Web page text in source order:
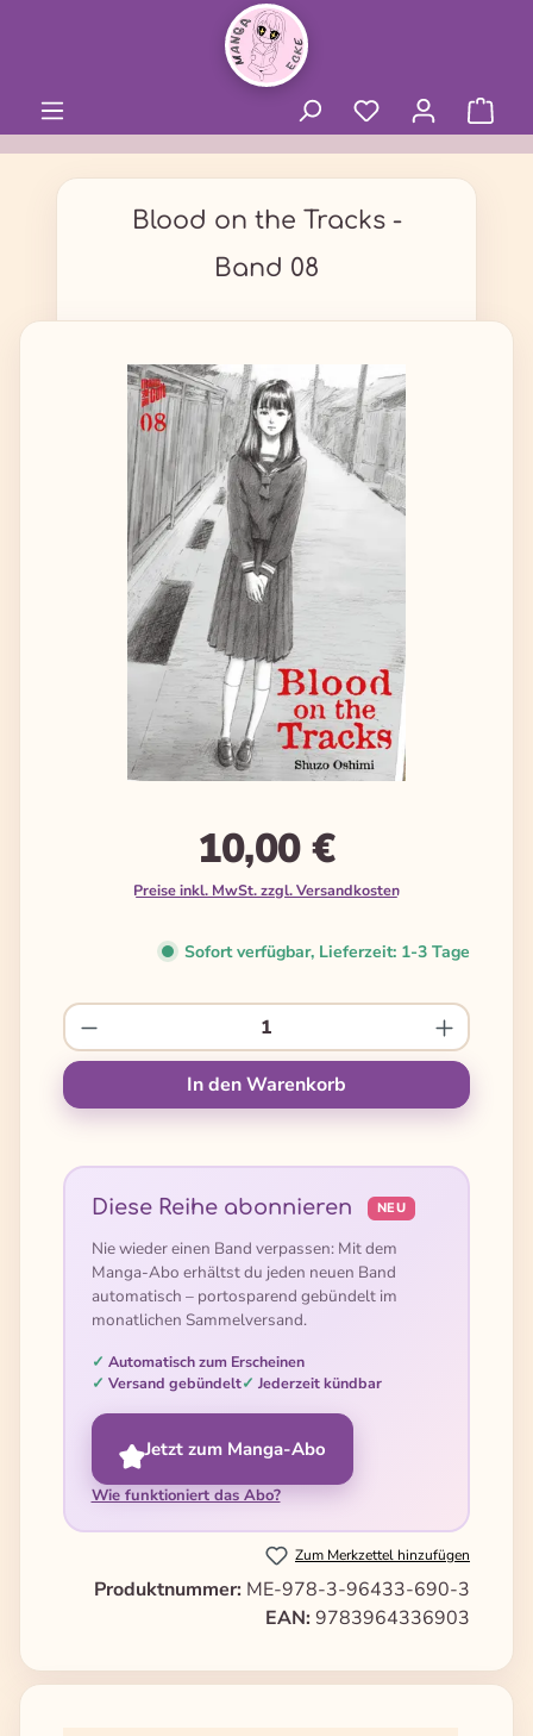
Blood on the Tracks -
Band 08
Bildergalerie überspringen
10,00 €
Preise inkl. MwSt. zzgl. Versandkosten
Sofort verfügbar, Lieferzeit: 1-3 Tage
Produkt Anzahl: Gib den gewünschten
In den Warenkorb
Diese Reihe abonnieren NEU
Nie wieder einen Band verpassen: Mit dem
Manga-Abo erhältst du jeden neuen Band
automatisch – portosparend gebündelt im
monatlichen Sammelversand.
Automatisch zum Erscheinen
Versand gebündelt
Jederzeit kündbar
Jetzt zum Manga-Abo
Wie funktioniert das Abo?
Zum Merkzettel hinzufügen
Produktnummer: ME-978-3-96433-690-3
EAN: 9783964336903